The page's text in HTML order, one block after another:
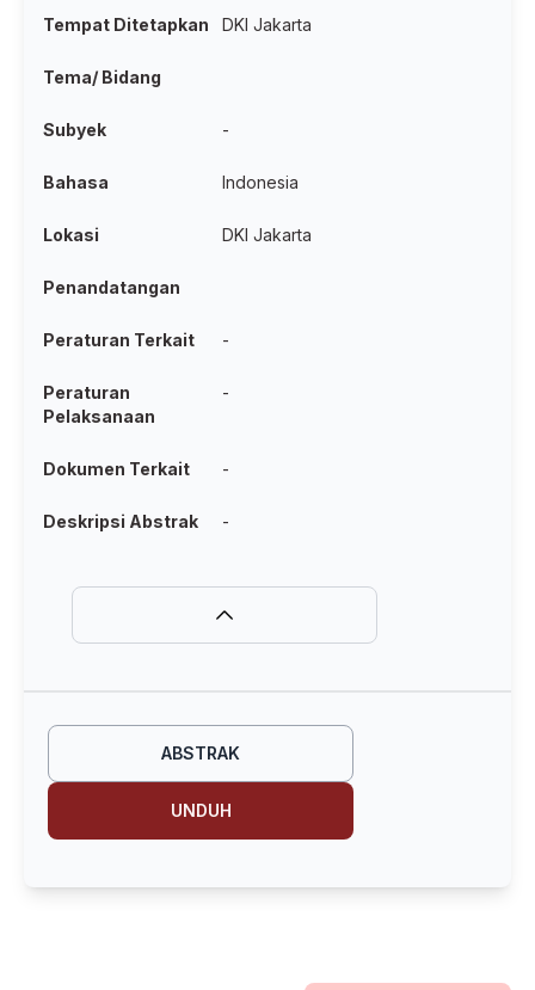
Tempat Ditetapkan DKI Jakarta
Tema/ Bidang
Subyek -
Bahasa Indonesia
Lokasi DKI Jakarta
Penandatangan
Peraturan Terkait -
Peraturan
Pelaksanaan
-
Dokumen Terkait -
Deskripsi Abstrak -
ABSTRAK
UNDUH